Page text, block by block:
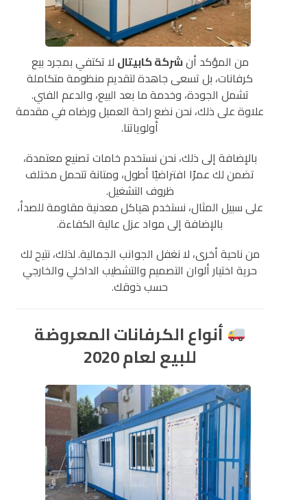
من المؤكد أنشركة كابيتال لا تكتفي بمجرد بيع
كرفانات، بل تسعى جاهدة لتقديم منظومة متكاملة
تشمل الجودة، وخدمة ما بعد البيع، والدعم الفني.
علاوة على ذلك، نحن نضع راحة العميل ورضاه في مقدمة
أولوياتنا.
بالإضافة إلى ذلك، نحن نستخدم خامات تصنيع معتمدة،
تضمن لك عمرًا افتراضيًا أطول، ومتانة تتحمل مختلف
ظروف التشغيل.
على سبيل المثال، نستخدم هياكل معدنية مقاومة للصدأ،
بالإضافة إلى مواد عزل عالية الكفاءة.
من ناحية أخرى، لا نغفل الجوانب الجمالية. لذلك، نتيح لك
حرية اختيار ألوان التصميم والتشطيب الداخلي والخارجي
حسب ذوقك.
أنواع الكرفانات المعروضة
للبيع لعام 2020